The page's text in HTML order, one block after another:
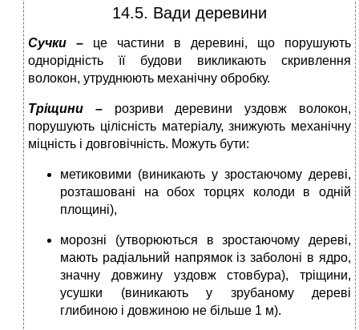
14.5. Вади деревини
Сучки – це частини в деревині, що порушують
однорідність її будови викликають скривлення
волокон, утруднюють механічну обробку.
Тріщини –розриви деревини уздовж волокон,
порушують цілісність матеріалу, знижують механічну
міцність і довговічність. Можуть бути:
метиковими (виникають у зростаючому дереві,
розташовані на обох торцях колоди в одній
площині),
морозні (утворюються в зростаючому дереві,
мають радіальний напрямок із заболоні в ядро,
значну довжину уздовж стовбура), тріщини,
усушки (виникають у зрубаному дереві
глибиною і довжиною не більше 1 м).